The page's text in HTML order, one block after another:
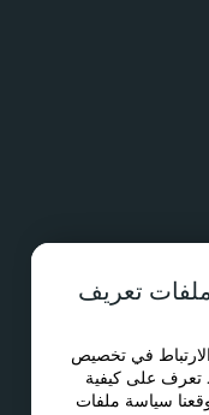
تعريف
في تخصيص
على كيفية
ملفات